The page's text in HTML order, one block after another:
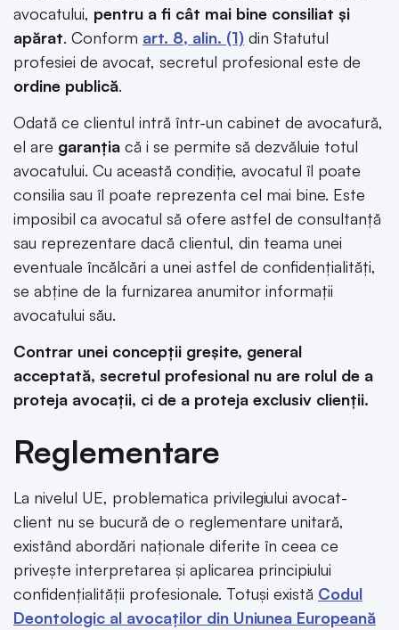
avocatului, pentru a fi cât mai bine consiliat și
apărat. Conform art. 8, alin. (1) din Statutul
profesiei de avocat, secretul profesional este de
ordine publică.
Odată ce clientul intră într-un cabinet de avocatură,
el are garanția că i se permite să dezvăluie totul
avocatului. Cu această condiție, avocatul îl poate
consilia sau îl poate reprezenta cel mai bine. Este
imposibil ca avocatul să ofere astfel de consultanță
sau reprezentare dacă clientul, din teama unei
eventuale încălcări a unei astfel de confidențialități,
se abține de la furnizarea anumitor informații
avocatului său.
Contrar unei concepții greșite, general
acceptată, secretul profesional nu are rolul de a
proteja avocații, ci de a proteja exclusiv clienții.
Reglementare
La nivelul UE, problematica privilegiului avocat-
client nu se bucură de o reglementare unitară,
existând abordări naționale diferite în ceea ce
privește interpretarea și aplicarea principiului
confidențialității profesionale. Totuși există Codul
Deontologic al avocaților din Uniunea Europeană